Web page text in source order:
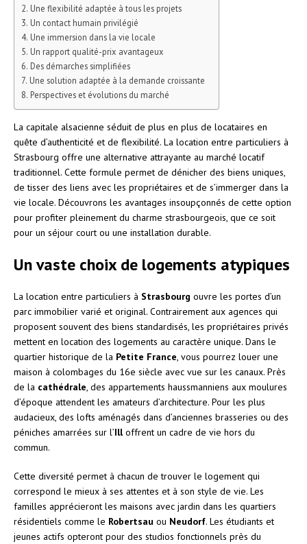
Une flexibilité adaptée à tous les projets
Un contact humain privilégié
Une immersion dans la vie locale
Un rapport qualité-prix avantageux
Des démarches simplifiées
Une solution adaptée à la demande croissante
Perspectives et évolutions du marché
La capitale alsacienne séduit de plus en plus de locataires en
quête d’authenticité et de flexibilité. La location entre particuliers à
Strasbourg offre une alternative attrayante au marché locatif
traditionnel. Cette formule permet de dénicher des biens uniques,
de tisser des liens avec les propriétaires et de s’immerger dans la
vie locale. Découvrons les avantages insoupçonnés de cette option
pour profiter pleinement du charme strasbourgeois, que ce soit
pour un séjour court ou une installation durable.
Un vaste choix de logements atypiques
La location entre particuliers à Strasbourg ouvre les portes d’un
parc immobilier varié et original. Contrairement aux agences qui
proposent souvent des biens standardisés, les propriétaires privés
mettent en location des logements au caractère unique. Dans le
quartier historique de la Petite France , vous pourrez louer une
maison à colombages du 16e siècle avec vue sur les canaux. Près
de la cathédrale , des appartements haussmanniens aux moulures
d’époque attendent les amateurs d’architecture. Pour les plus
audacieux, des lofts aménagés dans d’anciennes brasseries ou des
péniches amarrées sur l’Illoffrent un cadre de vie hors du
commun.
Cette diversité permet à chacun de trouver le logement qui
correspond le mieux à ses attentes et à son style de vie. Les
familles apprécieront les maisons avec jardin dans les quartiers
résidentiels comme le Robertsau ou Neudorf. Les étudiants et
jeunes actifs opteront pour des studios fonctionnels près du